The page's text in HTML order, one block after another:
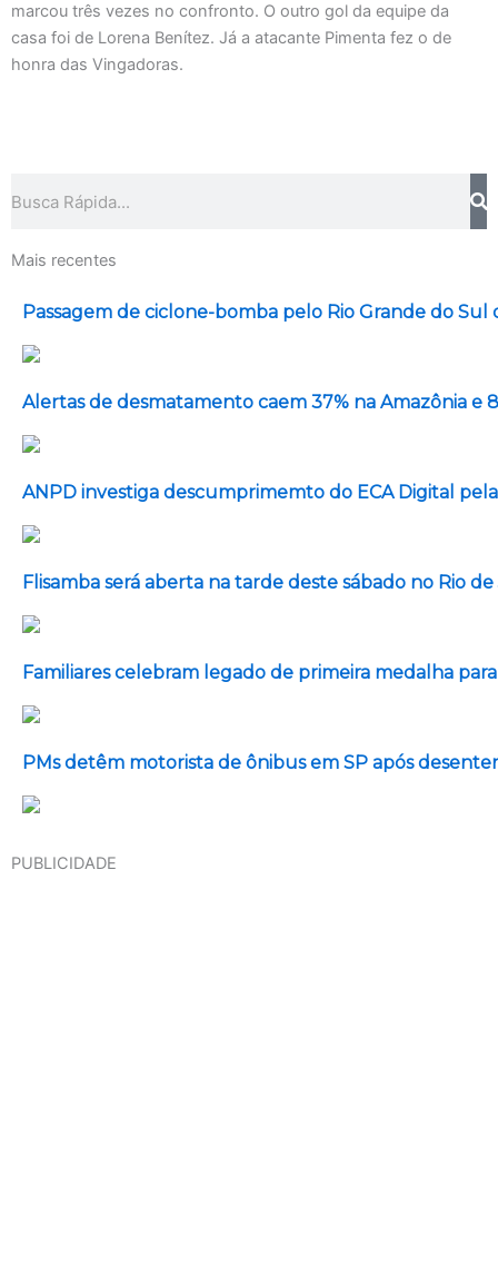
marcou três vezes no confronto. O outro gol da equipe da
casa foi de Lorena Benítez. Já a atacante Pimenta fez o de
honra das Vingadoras.
Mais recentes
Passagem de ciclone-bomba pelo Rio Grande do
Alertas de desmatamento caem 37% na Amazônia e
ANPD investiga descumprimemto do ECA Digital
Flisamba será aberta na tarde deste sábado no Rio
Familiares celebram legado de primeira medalha
PMs detêm motorista de ônibus em SP após
PUBLICIDADE